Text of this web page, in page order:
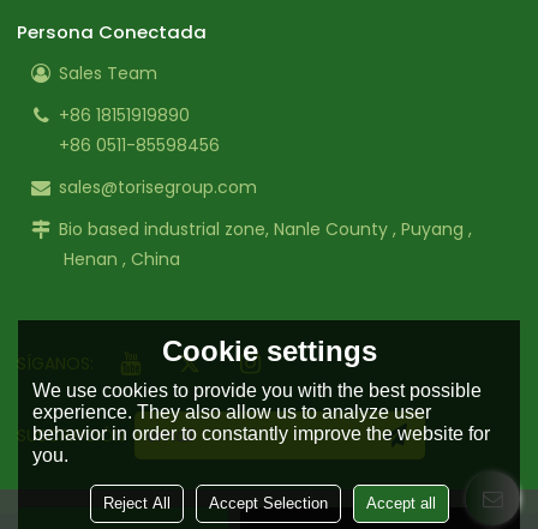
Persona Conectada
Sales Team
+86 18151919890
+86 0511-85598456
sales@torisegroup.com
Bio based industrial zone, Nanle County , Puyang ,
Henan , China
SUSCRIPCIÓN
Cookie settings
We use cookies to provide you with the best possible
experience. They also allow us to analyze user
behavior in order to constantly improve the website for
you.
Reject All Accept Selection Accept all